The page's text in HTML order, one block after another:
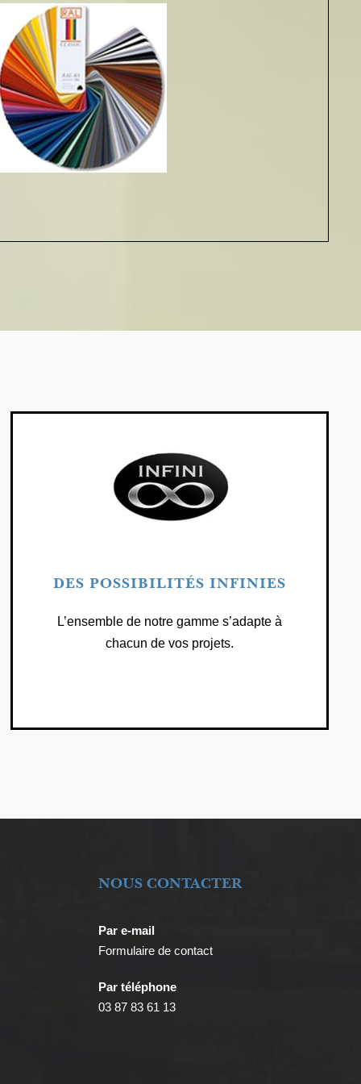
DES POSSIBILITÉS INFINIES
L’ensemble de notre gamme s’adapte à
chacun de vos projets.
NOUS CONTACTER
Par e-mail
Formulaire de contact
Par téléphone
03 87 83 61 13